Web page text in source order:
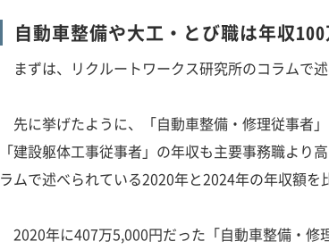
自動車整備や大工・とび職は年収
まずは、リクルートワークス研究所のコラムで
先に挙げたように、「自動車整備・修理従事者
「建設躯体工事従事者」の年収も主要事務職より
ラムで述べられている2020年と2024年の年収額を
2020年に407万5,000円だった「自動車整備・修